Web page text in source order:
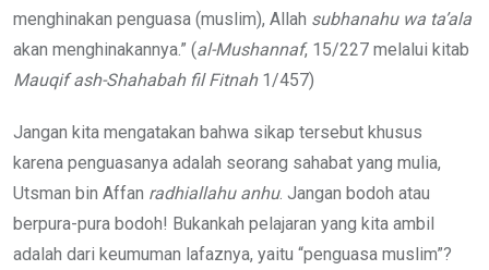
menghinakan penguasa (muslim), Allah subhanahu wa ta’ala
akan menghinakannya.” (al-Mushannaf, 15/227 melalui kitab
Mauqif ash-Shahabah fil Fitnah1/457)
Jangan kita mengatakan bahwa sikap tersebut khusus
karena penguasanya adalah seorang sahabat yang mulia,
Utsman bin Affan radhiallahu anhu. Jangan bodoh atau
berpura-pura bodoh! Bukankah pelajaran yang kita ambil
adalah dari keumuman lafaznya, yaitu “penguasa muslim”?